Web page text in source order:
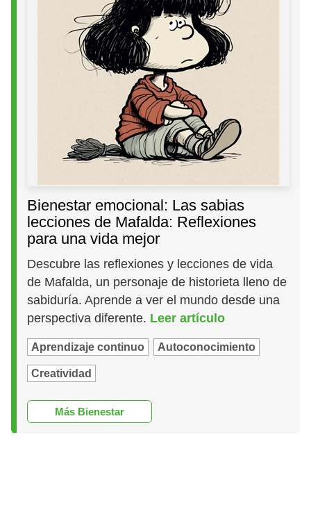
Bienestar emocional: Las sabias
lecciones de Mafalda: Reflexiones
para una vida mejor
Descubre las reflexiones y lecciones de vida
de Mafalda, un personaje de historieta lleno de
sabiduría. Aprende a ver el mundo desde una
perspectiva diferente. Leer artículo
Aprendizaje continuo Autoconocimiento
Creatividad
Más Bienestar